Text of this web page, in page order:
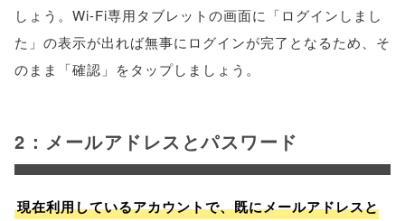
しょう。Wi-Fi専用タブレットの画面に「ログインしまし
た」の表示が出れば無事にログインが完了となるため、そ
のまま「確認」をタップしましょう。
2：メールアドレスとパスワード
現在利用しているアカウントで、既にメールアドレスと